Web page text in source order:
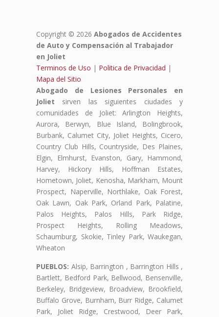
Copyright © 2026 Abogados de Accidentes
de Auto y Compensación al Trabajador
en Joliet
Terminos de Uso | Politica de Privacidad |
Mapa del Sitio
Abogado de Lesiones Personales en
Joliet sirven las siguientes ciudades y
comunidades de Joliet: Arlington Heights,
Aurora, Berwyn, Blue Island, Bolingbrook,
Burbank, Calumet City, Joliet Heights, Cicero,
Country Club Hills, Countryside, Des Plaines,
Elgin, Elmhurst, Evanston, Gary, Hammond,
Harvey, Hickory Hills, Hoffman Estates,
Hometown, Joliet, Kenosha, Markham, Mount
Prospect, Naperville, Northlake, Oak Forest,
Oak Lawn, Oak Park, Orland Park, Palatine,
Palos Heights, Palos Hills, Park Ridge,
Prospect Heights, Rolling Meadows,
Schaumburg, Skokie, Tinley Park, Waukegan,
Wheaton
PUEBLOS: Alsip, Barrington , Barrington Hills ,
Bartlett, Bedford Park, Bellwood, Bensenville,
Berkeley, Bridgeview, Broadview, Brookfield,
Buffalo Grove, Burnham, Burr Ridge, Calumet
Park, Joliet Ridge, Crestwood, Deer Park,